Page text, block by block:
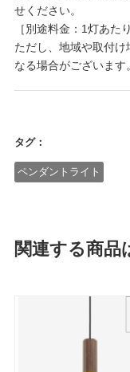
せください。
［別途料金：1灯あた
ただし、地域や取付
なる場合がございます。
タグ：
ペンダントライト
関連する商品